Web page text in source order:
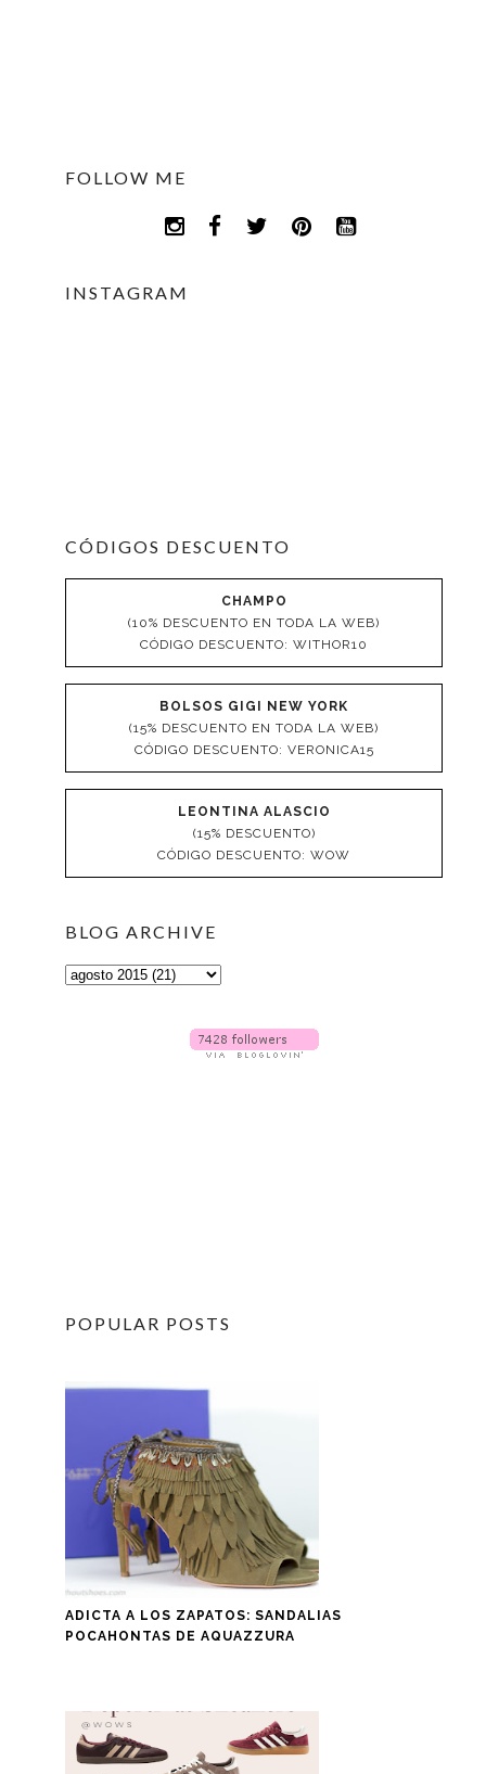
FOLLOW ME
INSTAGRAM
CÓDIGOS DESCUENTO
CHAMPO
(10% DESCUENTO EN TODA LA WEB)
CÓDIGO DESCUENTO: WITHOR10
BOLSOS GIGI NEW YORK
(15% DESCUENTO EN TODA LA WEB)
CÓDIGO DESCUENTO: VERONICA15
LEONTINA ALASCIO
(15% DESCUENTO)
CÓDIGO DESCUENTO: WOW
BLOG ARCHIVE
POPULAR POSTS
ADICTA A LOS ZAPATOS: SANDALIAS
POCAHONTAS DE AQUAZZURA